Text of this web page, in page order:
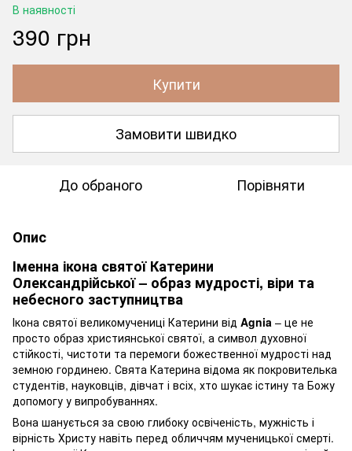
В наявності
390 грн
Купити
Замовити швидко
До обраного Порівняти
Опис
Іменна ікона святої Катерини
Олександрійської – образ мудрості, віри та
небесного заступництва
Ікона святої великомучениці Катерини від Agnia – це не
просто образ християнської святої, а символ духовної
стійкості, чистоти та перемоги божественної мудрості над
земною гординею. Свята Катерина відома як покровителька
студентів, науковців, дівчат і всіх, хто шукає істину та Божу
допомогу у випробуваннях.
Вона шанується за свою глибоку освіченість, мужність і
вірність Христу навіть перед обличчям мученицької смерті.